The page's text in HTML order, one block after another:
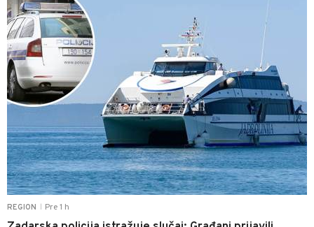
REGION Pre 1 h